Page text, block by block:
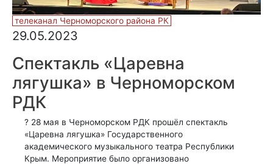
телеканал Черноморского района РК
29.05.2023
Спектакль «Царевна
лягушка» в Черноморском
РДК
? 28 мая в Черноморском РДК прошёл спектакль
«Царевна лягушка» Государственного
академического музыкального театра Республики
Крым. Мероприятие было организовано